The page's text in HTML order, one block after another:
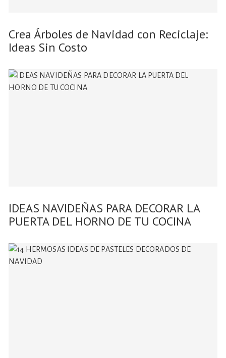
Crea Árboles de Navidad con Reciclaje:
Ideas Sin Costo
IDEAS NAVIDEÑAS PARA DECORAR LA
PUERTA DEL HORNO DE TU COCINA